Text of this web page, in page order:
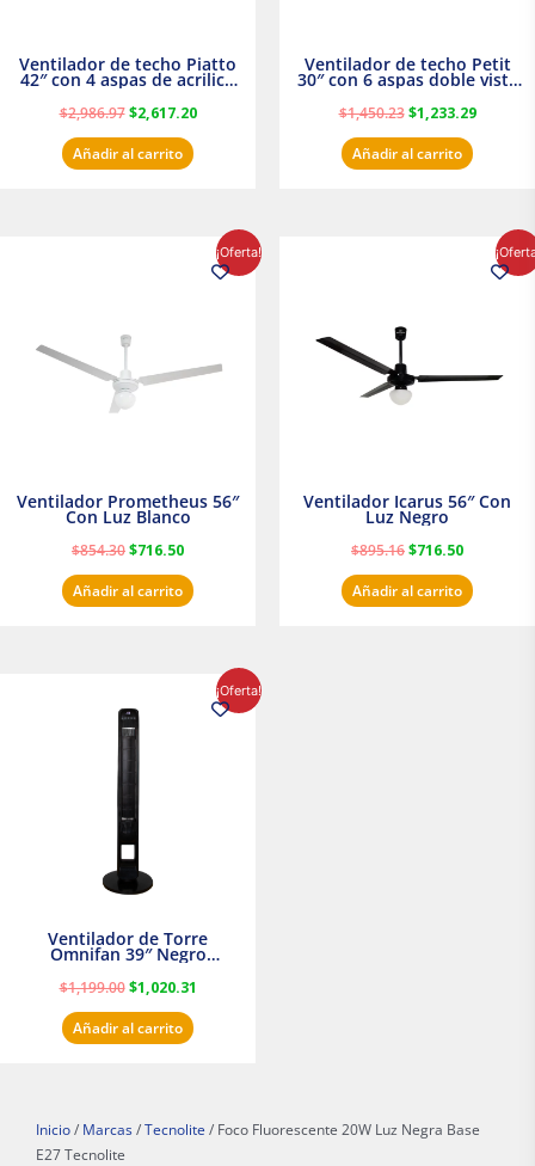
Ventilador de techo Piatto
42″ con 4 aspas de acrilico
transparente
$2,986.97 $2,617.20
Añadir al carrito
Ventilador de techo Petit
30″ con 6 aspas doble vista
Satinado Masterfan
$1,450.23 $1,233.29
Añadir al carrito
¡Oferta!
Ventilador Prometheus 56″
Con Luz Blanco
$854.30$716.50
precio
actual
Añadir al carrito
Ventilador Icarus 56″ Con
Luz Negro
$895.16$716.50
precio
actual
Añadir al carrito
¡Oferta!
Ventilador de Torre
Omnifan 39″ Negro
$1,199.00
original
era:
$1,020.31
precio
actual
Añadir al carrito
Inicio / Marcas / Tecnolite / Foco Fluorescente 20W Luz Negra Base
E27 Tecnolite